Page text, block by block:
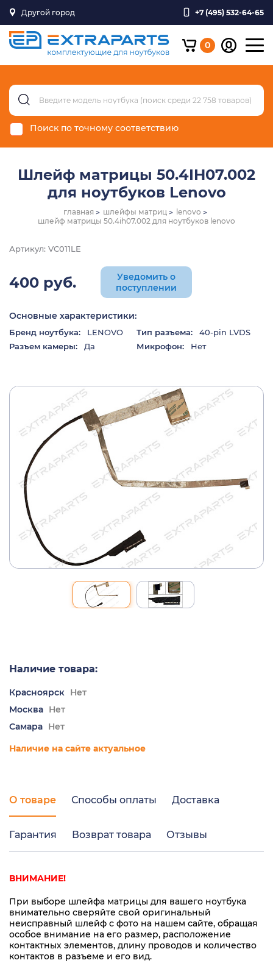
Другой город +7 (495) 532-64-65
0
Поиск по точному соответствию
Шлейф матрицы 50.4IH07.002
для ноутбуков Lenovo
главная шлейфы матриц
lenovo
шлейф матрицы 50.4ih07.002 для ноутбуков lenovo
Артикул: VC011LE
400 руб.
Уведомить о
поступлении
Основные характеристики:
Бренд ноутбука: LENOVO Тип разъема:
40-pin LVDS
Разъем камеры:
Да Микрофон: Нет
Наличие товара:
Красноярск Нет
Москва Нет
Самара Нет
Наличие на сайте актуальное
О товаре Способы оплаты Доставка
Гарантия Возврат товара Отзывы
ВНИМАНИЕ!
При выборе шлейфа матрицы для вашего ноутбука
внимательно сверяйте свой оригинальный
неисправный шлейф с фото на нашем сайте, обращая
особое внимание на его размер, расположение
контактных элементов, длину проводов и количество
контактов в разъеме и его вид.